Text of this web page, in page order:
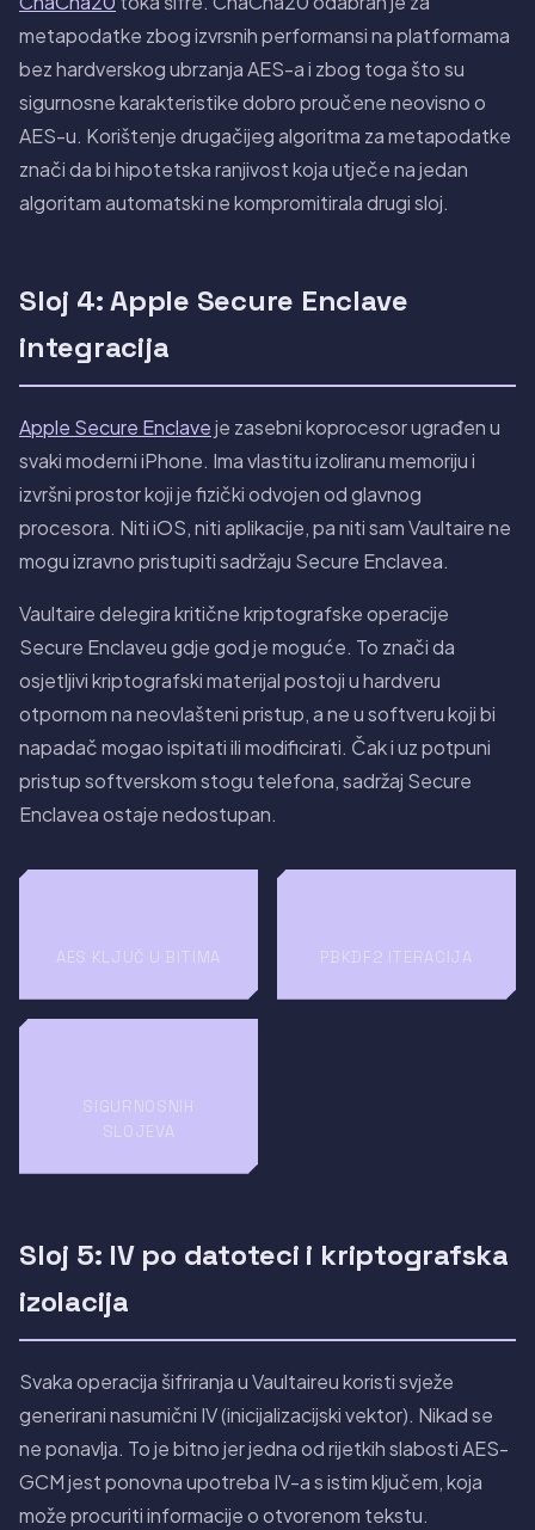
metapodatke zbog izvrsnih performansi na platformama
bez hardverskog ubrzanja AES-a i zbog toga što su
sigurnosne karakteristike dobro proučene neovisno o
AES-u. Korištenje drugačijeg algoritma za metapodatke
znači da bi hipotetska ranjivost koja utječe na jedan
algoritam automatski ne kompromitirala drugi sloj.
Sloj 4: Apple Secure Enclave
integracija
Apple Secure Enclaveje zasebni koprocesor ugrađen u
svaki moderni iPhone. Ima vlastitu izoliranu memoriju i
izvršni prostor koji je fizički odvojen od glavnog
procesora. Niti iOS, niti aplikacije, pa niti sam Vaultaire ne
mogu izravno pristupiti sadržaju Secure Enclavea.
Vaultaire delegira kritične kriptografske operacije
Secure Enclaveu gdje god je moguće. To znači da
osjetljivi kriptografski materijal postoji u hardveru
otpornom na neovlašteni pristup, a ne u softveru koji bi
napadač mogao ispitati ili modificirati. Čak i uz potpuni
pristup softverskom stogu telefona, sadržaj Secure
Enclavea ostaje nedostupan.
AES KLJUČ U BITIMA PBKDF2 ITERACIJA
SIGURNOSNIH
SLOJEVA
Sloj 5: IV po datoteci i kriptografska
izolacija
Svaka operacija šifriranja u Vaultaireu koristi svježe
generirani nasumični IV (inicijalizacijski vektor). Nikad se
ne ponavlja. To je bitno jer jedna od rijetkih slabosti AES-
GCM jest ponovna upotreba IV-a s istim ključem, koja
može procuriti informacije o otvorenom tekstu.